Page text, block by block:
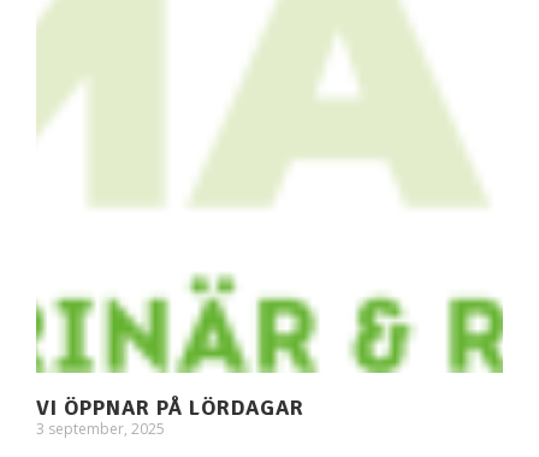
VI ÖPPNAR PÅ LÖRDAGAR
3 september, 2025